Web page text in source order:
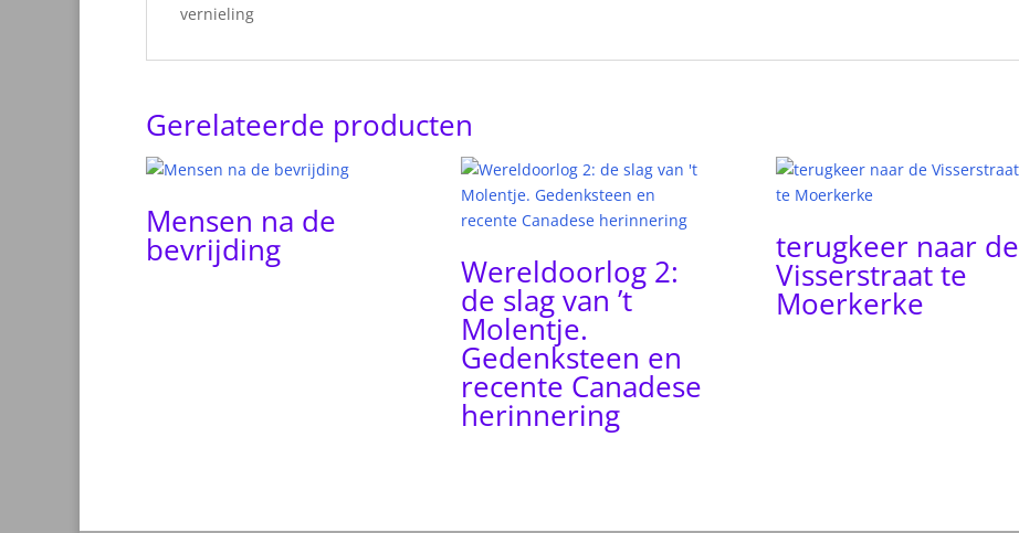
vernieling
Gerelateerde producten
Mensen na de
bevrijding
Wereldoorlog 2:
de slag van ’t
Molentje.
Gedenksteen en
recente Canadese
herinnering
terugkeer naar de
Visserstraat te
Moerkerke